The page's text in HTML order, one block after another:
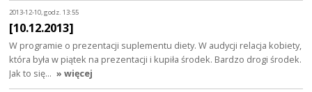
2013-12-10, godz. 13:55
[10.12.2013]
W programie o prezentacji suplementu diety. W audycji relacja kobiety,
która była w piątek na prezentacji i kupiła środek. Bardzo drogi środek.
Jak to się… » więcej